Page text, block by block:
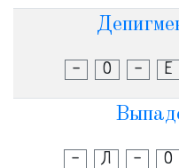
- О - Е
- Л - О